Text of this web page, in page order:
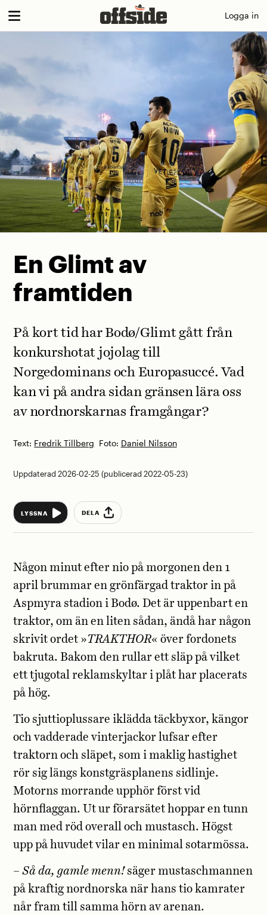
Skip
Logga in
En Glimt av
framtiden
Text: Fredrik Tillberg Foto: Daniel Nilsson
På kort tid har Bodø/Glimt gått från
konkurshotat jojolag till
Norgedominans och Europasuccé. Vad
kan vi på andra sidan gränsen lära oss
av nordnorskarnas framgångar?
Uppdaterad 2026-02-25 (publicerad 2022-05-23)
LYSSNA DELA
Någon minut efter nio på morgonen den 1
april brummar en grönfärgad traktor in på
Aspmyra stadion i Bodø. Det är uppenbart en
traktor, om än en liten sådan, ändå har någon
skrivit ordet »TRAKTHOR« över fordonets
bakruta. Bakom den rullar ett släp på vilket
ett tjugotal reklamskyltar i plåt har placerats
på hög.
Tio sjuttioplussare iklädda täckbyxor, kängor
och vadderade vinterjackor lufsar efter
traktorn och släpet, som i maklig hastighet
rör sig längs konstgräsplanens sidlinje.
Motorns morrande upphör först vid
hörnflaggan. Ut ur förarsätet hoppar en tunn
man med röd overall och mustasch. Högst
upp på huvudet vilar en minimal sotarmössa.
–Så da, gamle menn!säger mustaschmannen
på kraftig nordnorska när hans tio kamrater
når fram till samma hörn av arenan.